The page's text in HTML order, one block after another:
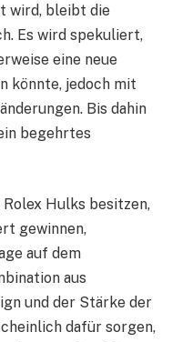
wird, bleibt die
Es wird spekuliert,
eine neue
könnte, jedoch mit
Bis dahin
begehrtes
Hulks besitzen,
gewinnen,
auf dem
aus
und der Stärke der
dafür sorgen,